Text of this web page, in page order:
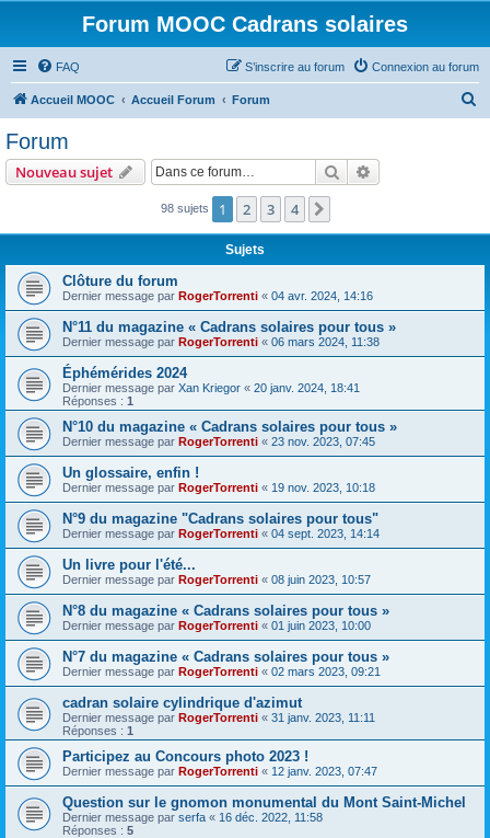
Forum MOOC Cadrans solaires
FAQ Connexion au forum
S’inscrire au forum
Accueil MOOC Accueil Forum Forum
e
Forum
Nouveau sujet Rechercher
98 sujets 1 2 3 4
Sujets
Clôture du forum
Dernier message par RogerTorrenti « 04 avr. 2024, 14:16
N°11 du magazine « Cadrans solaires pour tous »
Dernier message par RogerTorrenti « 06 mars 2024, 11:38
Éphémérides 2024
Dernier message par Xan Kriegor « 20 janv. 2024, 18:41
Réponses : 1
N°10 du magazine « Cadrans solaires pour tous »
Dernier message par RogerTorrenti « 23 nov. 2023, 07:45
Un glossaire, enfin !
Dernier message par RogerTorrenti « 19 nov. 2023, 10:18
N°9 du magazine "Cadrans solaires pour tous"
Dernier message par RogerTorrenti « 04 sept. 2023, 14:14
Un livre pour l'été...
Dernier message par RogerTorrenti « 08 juin 2023, 10:57
N°8 du magazine « Cadrans solaires pour tous »
Dernier message par RogerTorrenti « 01 juin 2023, 10:00
N°7 du magazine « Cadrans solaires pour tous »
Dernier message par RogerTorrenti « 02 mars 2023, 09:21
cadran solaire cylindrique d'azimut
Dernier message par RogerTorrenti « 31 janv. 2023, 11:11
Réponses : 1
Participez au Concours photo 2023 !
Dernier message par RogerTorrenti « 12 janv. 2023, 07:47
Question sur le gnomon monumental du Mont Saint-Michel
Dernier message par serfa « 16 déc. 2022, 11:58
Réponses : 5